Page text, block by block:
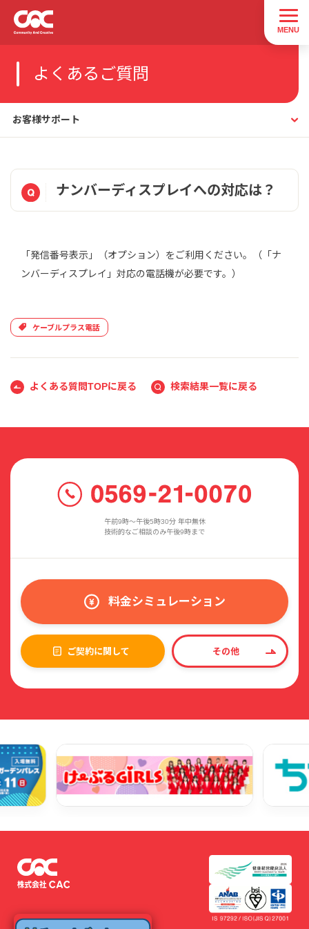
よくあるご質問
お客様サポート
ナンバーディスプレイへの対応は？
「発信番号表示」（オプション）をご利用ください。（「ナ
ンバーディスプレイ」対応の電話機が必要です。）
ケーブルプラス電話
よくある質問TOPに戻る 検索結果一覧に戻る
午前9時〜午後5時30分 年中無休
技術的なご相談のみ午後9時まで
料金シミュレーション
ご契約に関して その他